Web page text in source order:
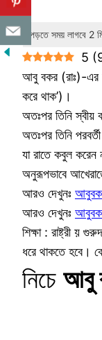
5 (
আবু বকর (রাঃ)-এর
করে থাক’)।
অতঃপর তিনি স্বীয়
অতঃপর তিনি
যা রাতে কবুল করেন
অনুরূপভাবে
আরও দেখুনঃ
আরও দেখুনঃ
শিক্ষা : রাষ্ট্রী য়
ধরে থাকতে হবে।
নিচে আবু